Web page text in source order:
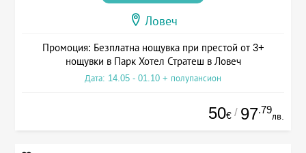
Ловеч
Промоция: Безплатна нощувка при престой от 3+
нощувки в Парк Хотел Стратеш в Ловеч
Дата: 14.05 - 01.10 + полупансион
50€ / 97.79
лв.